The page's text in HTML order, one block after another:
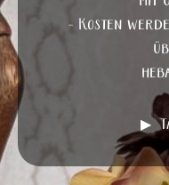
- Kosten